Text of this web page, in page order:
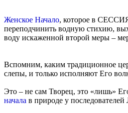
Женское Начало, которое в
переподчинить водную стихию,
воду искаженной второй меры –
Вспомним, каким традиционное
слепы, и только исполняют Его
Это – не сам Творец, это «лишь»
начала в природе у последователей